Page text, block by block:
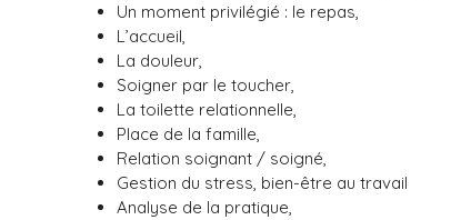
Un moment privilégié : le repas,
L’accueil,
La douleur,
Soigner par le toucher,
La toilette relationnelle,
Place de la famille,
Relation soignant / soigné,
Gestion du stress, bien-être au travail
Analyse de la pratique,